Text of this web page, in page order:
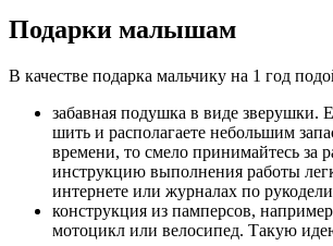
Подарки малышам
В качестве подарка мальчику на 1 год
забавная подушка в виде зверушки.
шить и располагаете небольшим
времени, то смело принимайтесь за
инструкцию выполнения работы
интернете или журналах по
конструкция из памперсов,
мотоцикл или велосипед. Такую